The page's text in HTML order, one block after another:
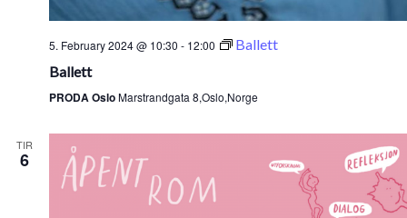
5. February 2024 @ 10:30 - 12:00
Ballett
Ballett
PRODA OsloMarstrandgata 8,Oslo,Norge
TIR
6